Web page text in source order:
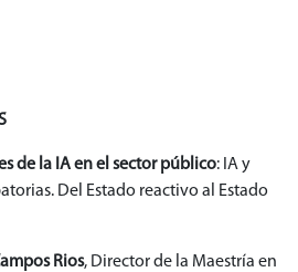
de la IA en el sector público: IA y
Del Estado reactivo al Estado
Rios, Director de la Maestría en